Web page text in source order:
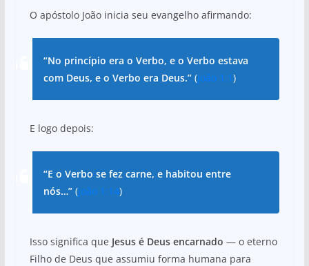
O apóstolo João inicia seu evangelho afirmando:
“No princípio era o Verbo, e o Verbo estava
com Deus, e o Verbo era Deus.”(João 1:1)
E logo depois:
“E o Verbo se fez carne, e habitou entre
nós…”(João 1:14)
Isso significa que Jesus é Deus encarnado — o eterno
Filho de Deus que assumiu forma humana para